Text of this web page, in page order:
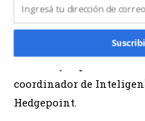
el biodiésel en EE. UU. y
UU. El momento en que
puede traer un entorno
coordinador de
Hedgepoint.